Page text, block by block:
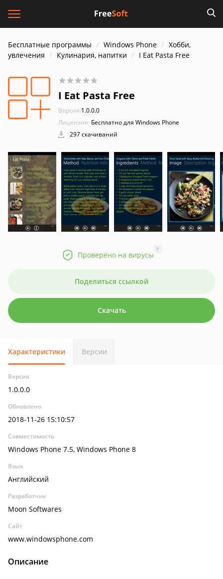
Бесплатные программы Windows Phone
Хобби,
увлечения
Кулинария, напитки I Eat Pasta Free
I Eat Pasta Free
Версия:1.0.0.0
Лицензия: Бесплатно для Windows Phone
297 скачиваний
Проверено на вирусы
?
Поделиться ссылкой
Скачать
Характеристики Версии
Версия
1.0.0.0
Обновлено
2018-11-26 15:10:57
Совместимость
Windows Phone 7.5, Windows Phone 8
Язык
Английский
Разработчик
Moon Softwares
Сайт
www.windowsphone.com
Описание